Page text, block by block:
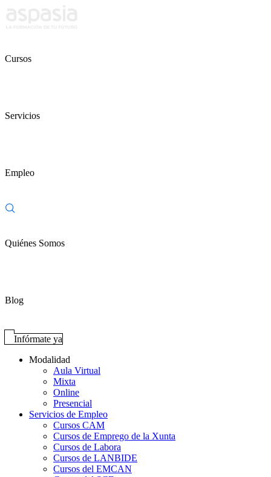
Cursos
Servicios
Empleo
Quiénes Somos
Blog
Infórmate ya
Modalidad
Aula Virtual
Mixta
Online
Presencial
Servicios de Empleo
Cursos CAM
Cursos de Emprego de la Xunta
Cursos de Labora
Cursos de LANBIDE
Cursos del EMCAN